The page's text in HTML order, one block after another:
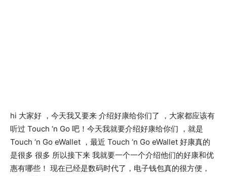
hi 大家好 ，今天我又要来 介绍好康给你们了 ，大家都应该有
听过 Touch ‘n Go 吧！今天我就要介绍好康给你们 ，就是
Touch ‘n Go eWallet ，最近 Touch ‘n Go eWallet 好康真的
是很多 很多 所以接下来 我就要一个一个介绍他们的好康和优
惠有哪些！ 现在已经是数码时代了，电子钱包真的很方便，